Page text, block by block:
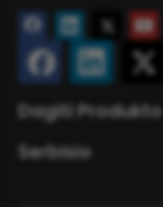
Dagiti Produkto
Serbisio